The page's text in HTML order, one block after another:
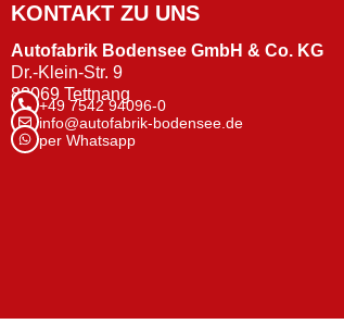
KONTAKT ZU UNS
Autofabrik Bodensee GmbH & Co. KG
Dr.-Klein-Str. 9
88069 Tettnang
+49 7542 94096-0
info@autofabrik-bodensee.de
per Whatsapp